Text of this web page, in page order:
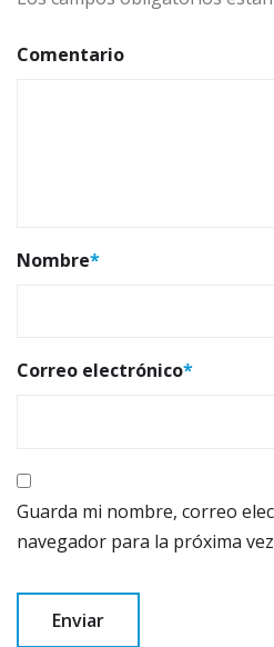
Comentario
Nombre*
Correo electrónico*
Guarda mi nombre, correo
navegador para la próxima